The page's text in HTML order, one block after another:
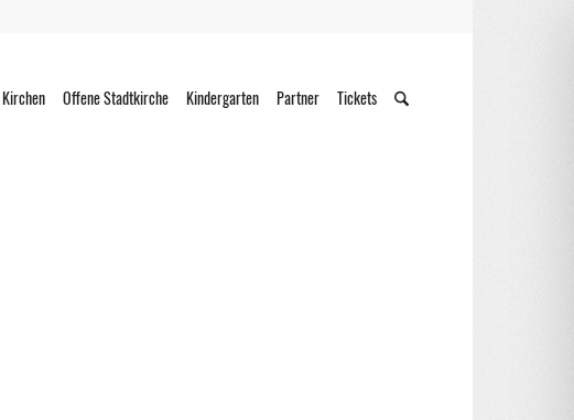
Kirchen Offene Stadtkirche Kindergarten Partner Tickets